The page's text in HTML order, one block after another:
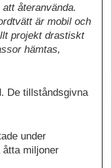
återanvända.
är mobil och
projekt drastiskt
hämtas,
De tillståndsgivna
under
miljoner